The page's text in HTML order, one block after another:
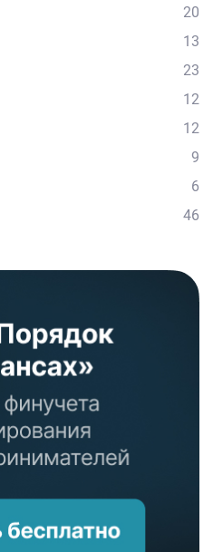
20
13
23
12
12
9
6
46